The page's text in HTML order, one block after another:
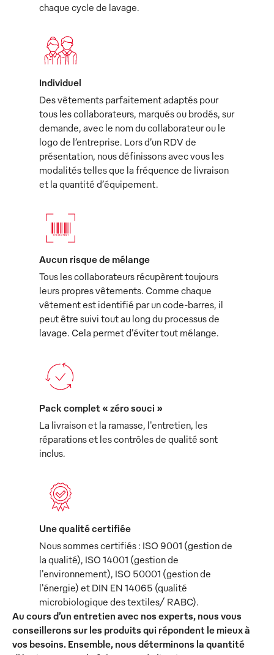
chaque cycle de lavage.
Individuel
Des vêtements parfaitement adaptés pour
tous les collaborateurs, marqués ou brodés, sur
demande, avec le nom du collaborateur ou le
logo de l’entreprise. Lors d’un RDV de
présentation, nous définissons avec vous les
modalités telles que la fréquence de livraison
et la quantité d’équipement.
Aucun risque de mélange
Tous les collaborateurs récupèrent toujours
leurs propres vêtements. Comme chaque
vêtement est identifié par un code-barres, il
peut être suivi tout au long du processus de
lavage. Cela permet d’éviter tout mélange.
Pack complet « zéro souci »
La livraison et la ramasse, l'entretien, les
réparations et les contrôles de qualité sont
inclus.
Une qualité certifiée
Nous sommes certifiés : ISO 9001 (gestion de
la qualité), ISO 14001 (gestion de
l'environnement), ISO 50001 (gestion de
l'énergie) et DIN EN 14065 (qualité
microbiologique des textiles/ RABC).
Au cours d’un entretien avec nos experts, nous vous
conseillerons sur les produits qui répondent le mieux à
vos besoins. Ensemble, nous déterminons la quantité